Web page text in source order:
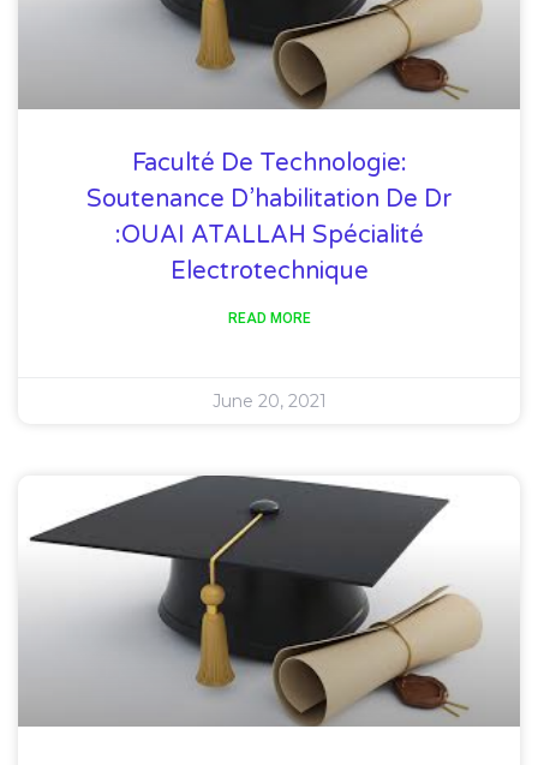
Faculté De Technologie:
Soutenance D’habilitation De Dr
:OUAI ATALLAH Spécialité
Electrotechnique
READ MORE
June 20, 2021